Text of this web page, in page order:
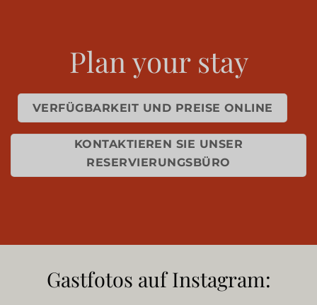
Plan your stay
VERFÜGBARKEIT UND PREISE ONLINE
KONTAKTIEREN SIE UNSER
RESERVIERUNGSBÜRO
Gastfotos auf Instagram: